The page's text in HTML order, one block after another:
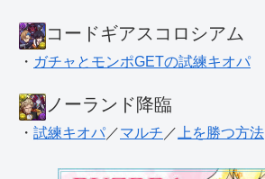
コードギアスコロシアム
・ ガチャとモンポGETの試練キオパ
ノーランド降臨
・ 試練キオパ ／マルチ ／ 上を勝つ方法